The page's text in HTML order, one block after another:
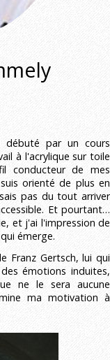
par un cours
à l'acrylique sur toile
conducteur de mes
orienté de plus en
pas du tout arriver
Et pourtant…
et j'ai l'impression de
émerge.
Franz Gertsch, lui qui
émotions induites,
ne le sera aucune
ma motivation à